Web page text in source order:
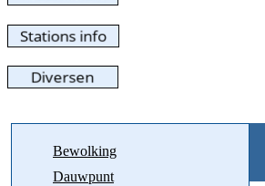
Bewolking
Dauwpunt